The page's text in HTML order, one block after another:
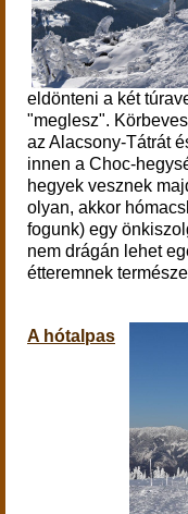
eldönteni a két
"meglesz".
az Alacsony-Tátrát
innen a Choc-
hegyek vesznek
olyan, akkor
fogunk) egy
nem drágán lehet
étteremnek
A hótalpas